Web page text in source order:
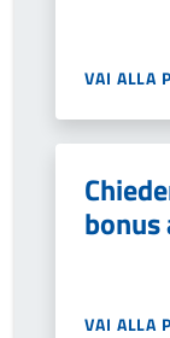
VAI ALLA
bonus
VAI ALLA